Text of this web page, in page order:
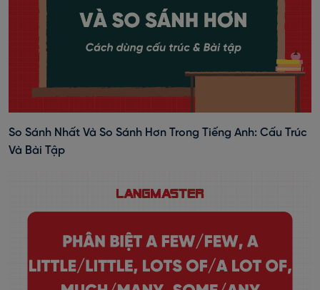
So Sánh Nhất Và So Sánh Hơn Trong Tiếng Anh: Cấu Trúc
Và Bài Tập